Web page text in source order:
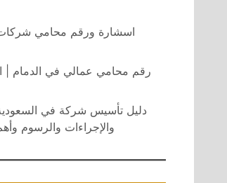
اسشارة ورقم محامي
رقم محامي عمالي في الدمام |
والإجراءات والرسوم وأهم